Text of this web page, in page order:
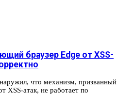
браузер Edge от XSS-
что механизм, призванный
XSS-атак, не работает по